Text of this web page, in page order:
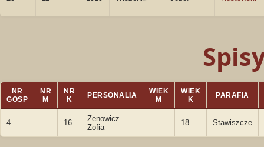
NR
GOSP
NR
M
NR
K
PERSONALIA
WIEK
M
WIEK
K
PARAFIA
4 16
Zenowicz
Zofia
18 Stawiszcze